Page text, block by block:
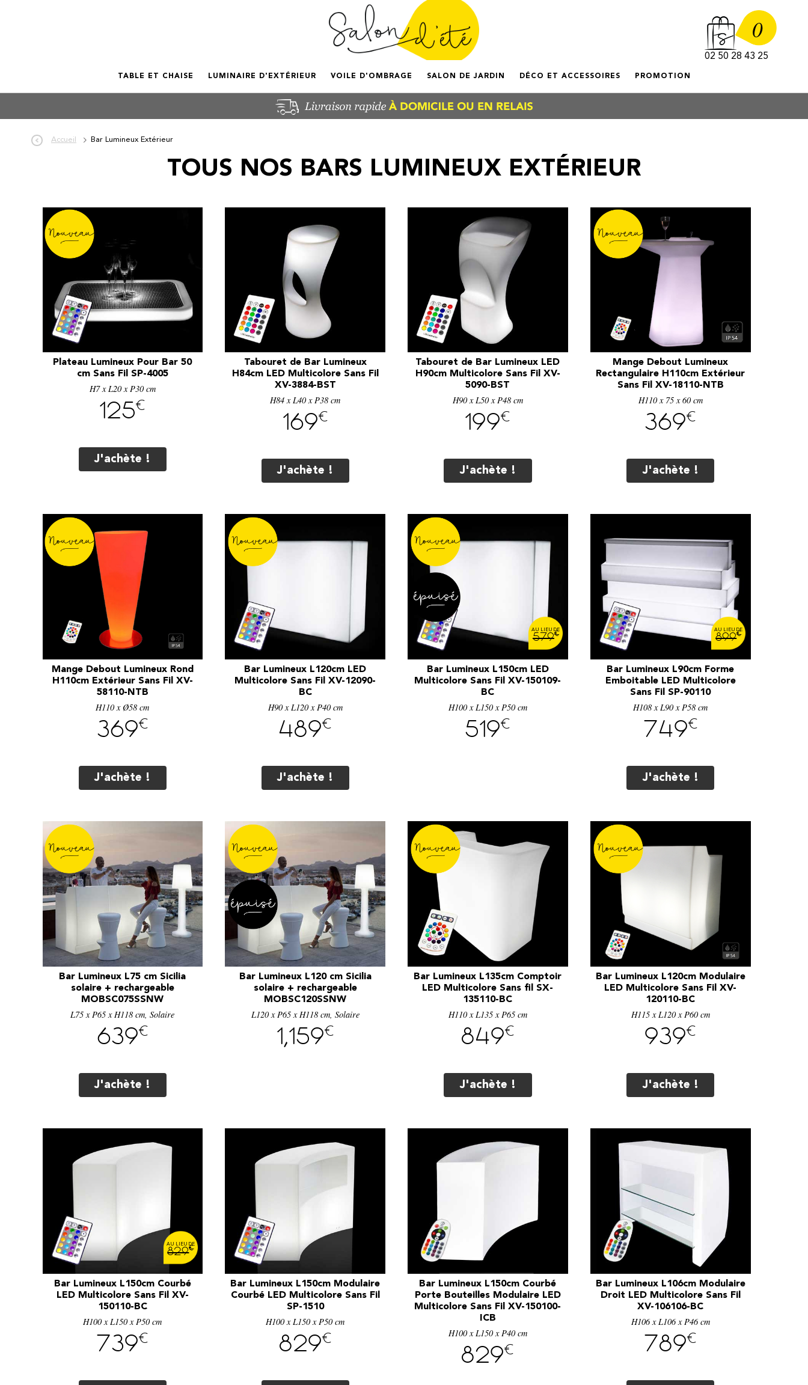
0
02 50 28 43 25
TABLE ET CHAISE LUMINAIRE D'EXTÉRIEUR VOILE D'OMBRAGE SALON DE JARDIN DÉCO ET ACCESSOIRES PROMOTION
Accueil Bar Lumineux Extérieur
TOUS NOS BARS LUMINEUX EXTÉRIEUR
Plateau Lumineux Pour Bar 50
cm Sans Fil SP-4005
H7 x L20 x P30 cm
125€
J'achète !
Tabouret de Bar Lumineux
H84cm LED Multicolore Sans Fil
XV-3884-BST
H84 x L40 x P38 cm
169€
J'achète !
Tabouret de Bar Lumineux LED
H90cm Multicolore Sans Fil XV-
5090-BST
H90 x L50 x P48 cm
199€
J'achète !
Mange Debout Lumineux
Rectangulaire H110cm Extérieur
Sans Fil XV-18110-NTB
H110 x 75 x 60 cm
369€
J'achète !
Mange Debout Lumineux Rond
H110cm Extérieur Sans Fil XV-
58110-NTB
H110 x Ø58 cm
369€
J'achète !
Bar Lumineux L120cm LED
Multicolore Sans Fil XV-12090-
BC
H90 x L120 x P40 cm
489€
J'achète !
579€
Bar Lumineux L150cm LED
Multicolore Sans Fil XV-150109-
BC
H100 x L150 x P50 cm
519€
899€
Bar Lumineux L90cm Forme
Emboitable LED Multicolore
Sans Fil SP-90110
H108 x L90 x P58 cm
749€
J'achète !
Bar Lumineux L75 cm Sicilia
solaire + rechargeable
MOBSC075SSNW
L75 x P65 x H118 cm, Solaire
639€
J'achète !
Bar Lumineux L120 cm Sicilia
solaire + rechargeable
MOBSC120SSNW
L120 x P65 x H118 cm, Solaire
1,159€
Bar Lumineux L135cm Comptoir
LED Multicolore Sans fil SX-
135110-BC
H110 x L135 x P65 cm
849€
J'achète !
Bar Lumineux L120cm Modulaire
LED Multicolore Sans Fil XV-
120110-BC
H115 x L120 x P60 cm
939€
J'achète !
829€
Bar Lumineux L150cm Courbé
LED Multicolore Sans Fil XV-
150110-BC
H100 x L150 x P50 cm
739€
Bar Lumineux L150cm Modulaire
Courbé LED Multicolore Sans Fil
SP-1510
H100 x L150 x P50 cm
829€
Bar Lumineux L150cm Courbé
Porte Bouteilles Modulaire LED
Multicolore Sans Fil XV-150100-
ICB
H100 x L150 x P40 cm
829€
Bar Lumineux L106cm Modulaire
Droit LED Multicolore Sans Fil
XV-106106-BC
H106 x L106 x P46 cm
789€